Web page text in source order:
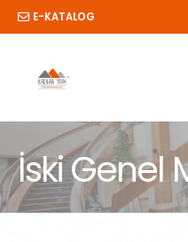
E-KATALOG
İski Genel